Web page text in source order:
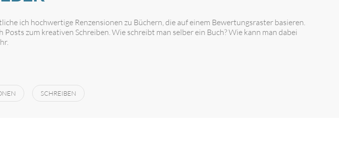
ich hochwertige Renzensionen zu Büchern, die auf einem Bewertungsraster basieren.
zum kreativen Schreiben. Wie schreibt man selber ein Buch? Wie kann man dabei
SCHREIBEN